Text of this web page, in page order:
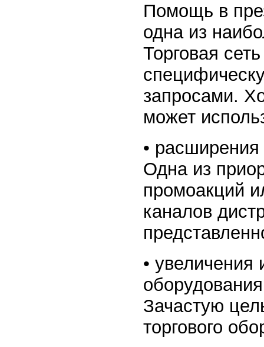
Помощь в
одна из
Торговая
запросами.
может
•
Одна из
промоакций
каналов
• увеличения
Зачастую
торгового